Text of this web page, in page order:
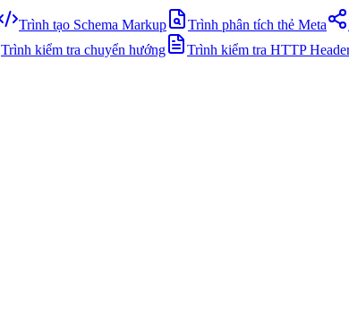
Trình tạo Schema Markup Trình phân tích thẻ Meta
Trình kiểm tra chuyển hướng Trình kiểm tra HTTP